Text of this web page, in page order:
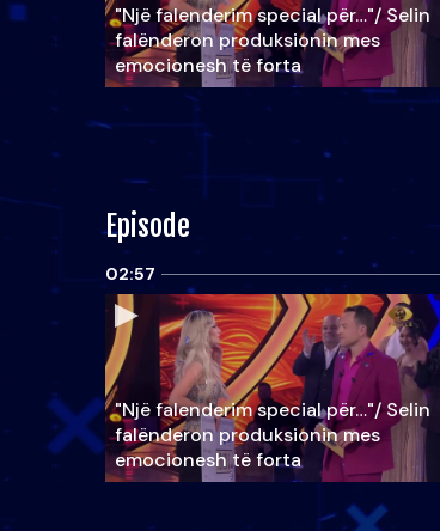
"Një falenderim special për…"/ Selin
falënderon produksionin mes
emocionesh të forta
Episode
02:57
"Një falenderim special për…"/ Selin
falënderon produksionin mes
emocionesh të forta